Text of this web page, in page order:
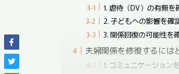
1. 虐待（DV）の有無を
2. 子どもへの影響を確
3. 関係回復の可能性を
夫婦関係を修復するには
1. コミュニ